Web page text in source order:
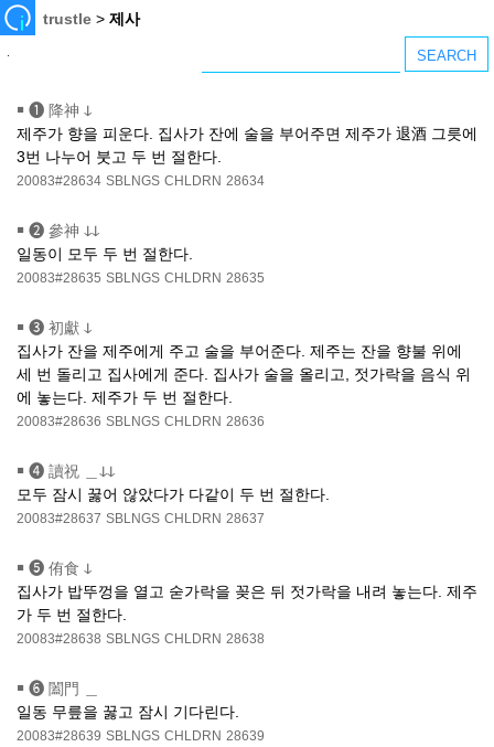
trustle >제사
￭ ❶ 降神 ↆ
제주가 향을 피운다. 집사가 잔에 술을 부어주면 제주가 退酒 그릇에
3번 나누어 붓고 두 번 절한다.
20083#28634 SBLNGS CHLDRN 28634
￭ ❷ 參神 ↆↆ
일동이 모두 두 번 절한다.
20083#28635 SBLNGS CHLDRN 28635
￭ ❸ 初獻 ↆ
집사가 잔을 제주에게 주고 술을 부어준다. 제주는 잔을 향불 위에
세 번 돌리고 집사에게 준다. 집사가 술을 올리고, 젓가락을 음식 위
에 놓는다. 제주가 두 번 절한다.
20083#28636 SBLNGS CHLDRN 28636
￭ ❹ 讀祝 ＿ↆↆ
모두 잠시 꿇어 않았다가 다같이 두 번 절한다.
20083#28637 SBLNGS CHLDRN 28637
￭ ❺ 侑食 ↆ
집사가 밥뚜껑을 열고 숟가락을 꽂은 뒤 젓가락을 내려 놓는다. 제주
가 두 번 절한다.
20083#28638 SBLNGS CHLDRN 28638
￭ ❻ 闔門 ＿
일동 무릎을 꿇고 잠시 기다린다.
20083#28639 SBLNGS CHLDRN 28639